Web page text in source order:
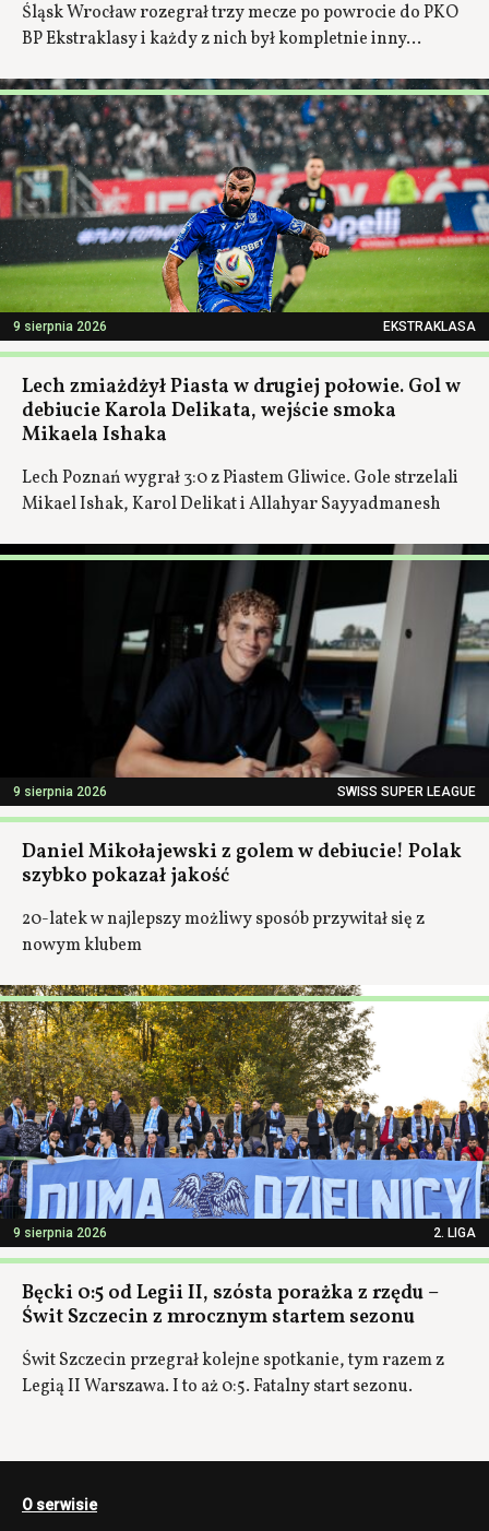
Śląsk Wrocław rozegrał trzy mecze po powrocie do PKO
BP Ekstraklasy i każdy z nich był kompletnie inny...
9 sierpnia 2026 EKSTRAKLASA
Lech zmiażdżył Piasta w drugiej połowie. Gol w
debiucie Karola Delikata, wejście smoka
Mikaela Ishaka
Lech Poznań wygrał 3:0 z Piastem Gliwice. Gole strzelali
Mikael Ishak, Karol Delikat i Allahyar Sayyadmanesh
9 sierpnia 2026 SWISS SUPER LEAGUE
Daniel Mikołajewski z golem w debiucie! Polak
szybko pokazał jakość
20-latek w najlepszy możliwy sposób przywitał się z
nowym klubem
9 sierpnia 2026 2. LIGA
Bęcki 0:5 od Legii II, szósta porażka z rzędu –
Świt Szczecin z mrocznym startem sezonu
Świt Szczecin przegrał kolejne spotkanie, tym razem z
Legią II Warszawa. I to aż 0:5. Fatalny start sezonu.
O serwisie